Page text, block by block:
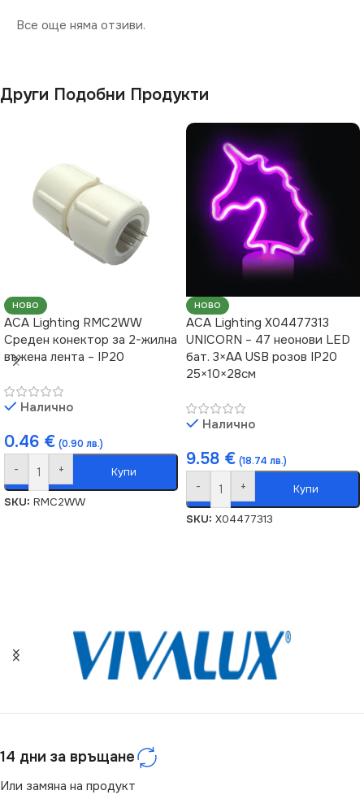
Все още няма отзиви.
Други Подобни Продукти
НОВО
ACA Lighting RMC2WW
Среден конектор за 2-жилна
въжена лента – IP20
Налично
0.46 € (0.90 лв.)
- + Купи
SKU: RMC2WW
НОВО
ACA Lighting X04477313
UNICORN – 47 неонови LED
бат. 3×AA USB розов IP20
25×10×28см
Налично
9.58 € (18.74 лв.)
- + Купи
SKU: X04477313
14 дни за връщане
Или замяна на продукт